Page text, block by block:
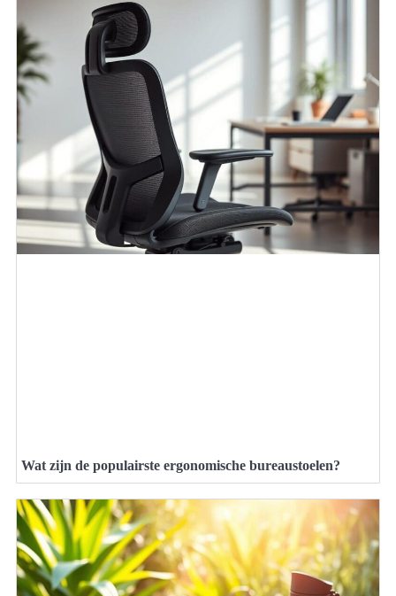
Wat zijn de populairste ergonomische bureaustoelen?